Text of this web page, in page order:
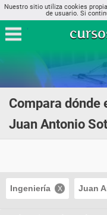
Nuestro sitio utiliza cookies
de usuario. Si
Compara
Juan Antonio
Ingeniería Juan